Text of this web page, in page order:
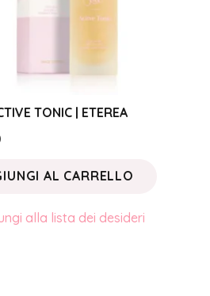
TONIC | ETEREA
AL CARRELLO
alla lista dei desideri